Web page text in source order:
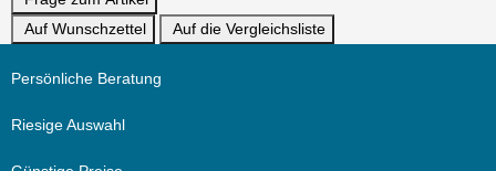
Auf Wunschzettel
Auf die Vergleichsliste
Persönliche Beratung
Riesige Auswahl